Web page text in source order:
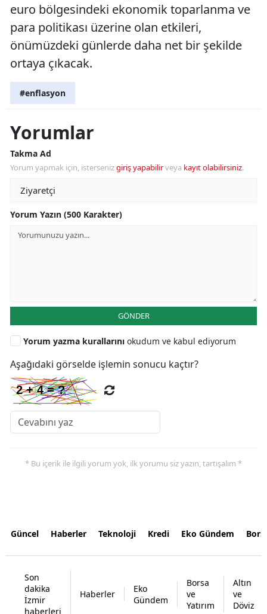
euro bölgesindeki ekonomik toparlanma ve
para politikası üzerine olan etkileri,
önümüzdeki günlerde daha net bir şekilde
ortaya çıkacak.
#enflasyon
Yorumlar
Takma Ad
Yorum yapmak için, istersenizgiriş yapabilirveya kayıt olabilirsiniz.
Yorum Yazın (500 Karakter)
GÖNDER
Yorum yazma kurallarını okudum ve kabul ediyorum
Aşağıdaki görselde işlemin sonucu kaçtır?
* Bu içerik ile ilgili yorum yok, ilk yorumu siz yazın, tartışalım *
Güncel Haberler Teknoloji Kredi Eko Gündem
Son
dakika
İzmir
haberleri
Haberler
Eko
Gündem
Borsa
ve
Yatırım
Altın
ve
Döviz